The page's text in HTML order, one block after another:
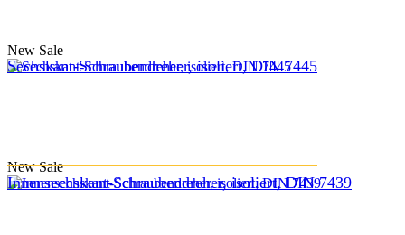
New Sale
Sechskant-Schraubendreher, isoliert, DIN 7445
New Sale
Innensechskant-Schraubendreher, isoliert, DIN 7439